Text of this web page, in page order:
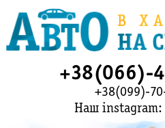
+38(066)-
+38(099)-
Наш instagram: